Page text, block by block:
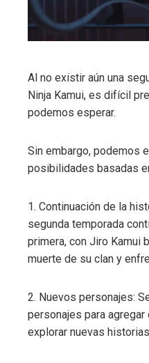
Al no existir aún una
Ninja Kamui, es difícil
podemos esperar.
Sin embargo, podemos
posibilidades basadas
1. Continuación de la
segunda temporada
primera, con Jiro Kamui
muerte de su clan y
2. Nuevos personajes:
personajes para
explorar nuevas